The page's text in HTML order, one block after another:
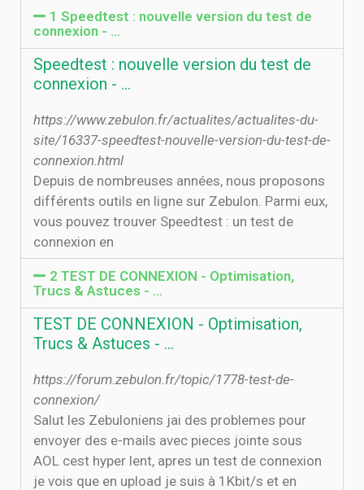
1 Speedtest : nouvelle version du test de
connexion - …
Speedtest : nouvelle version du test de
connexion - …
https://www.zebulon.fr/actualites/actualites-du-
site/16337-speedtest-nouvelle-version-du-test-de-
connexion.html
Depuis de nombreuses années, nous proposons
différents outils en ligne sur Zebulon. Parmi eux,
vous pouvez trouver Speedtest : un test de
connexion en
2 TEST DE CONNEXION - Optimisation,
Trucs & Astuces - …
TEST DE CONNEXION - Optimisation,
Trucs & Astuces - …
https://forum.zebulon.fr/topic/1778-test-de-
connexion/
Salut les Zebuloniens jai des problemes pour
envoyer des e-mails avec pieces jointe sous
AOL cest hyper lent, apres un test de connexion
je vois que en upload je suis à 1Kbit/s et en